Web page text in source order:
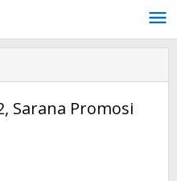
Sarana Promosi